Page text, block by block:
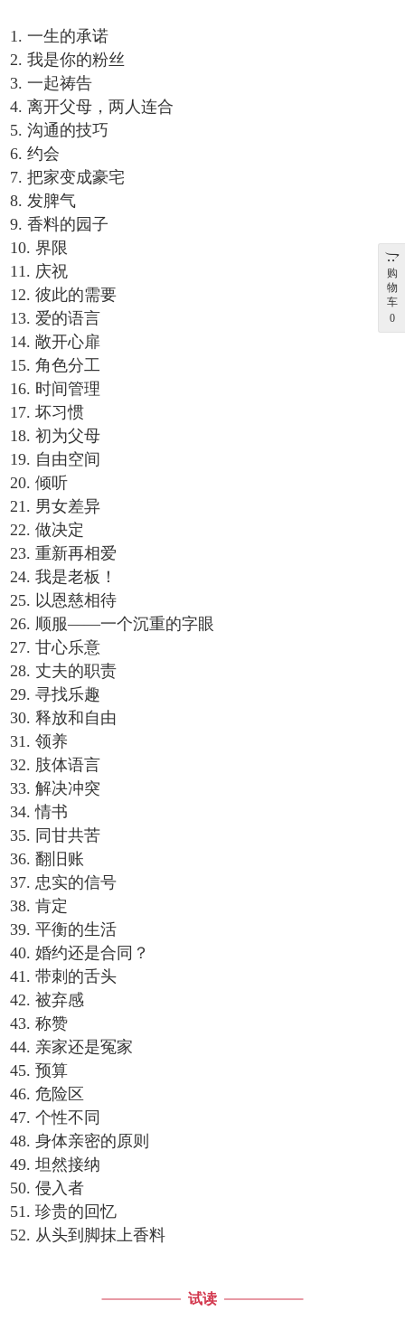
1. 一生的承诺
2. 我是你的粉丝
3. 一起祷告
4. 离开父母，两人连合
5. 沟通的技巧
6. 约会
7. 把家变成豪宅
8. 发脾气
9. 香料的园子
10. 界限
11. 庆祝
12. 彼此的需要
13. 爱的语言
14. 敞开心扉
15. 角色分工
16. 时间管理
17. 坏习惯
18. 初为父母
19. 自由空间
20. 倾听
21. 男女差异
22. 做决定
23. 重新再相爱
24. 我是老板！
25. 以恩慈相待
26. 顺服——一个沉重的字眼
27. 甘心乐意
28. 丈夫的职责
29. 寻找乐趣
30. 释放和自由
31. 领养
32. 肢体语言
33. 解决冲突
34. 情书
35. 同甘共苦
36. 翻旧账
37. 忠实的信号
38. 肯定
39. 平衡的生活
40. 婚约还是合同？
41. 带刺的舌头
42. 被弃感
43. 称赞
44. 亲家还是冤家
45. 预算
46. 危险区
47. 个性不同
48. 身体亲密的原则
49. 坦然接纳
50. 侵入者
51. 珍贵的回忆
52. 从头到脚抹上香料
试读
购
物
车
0